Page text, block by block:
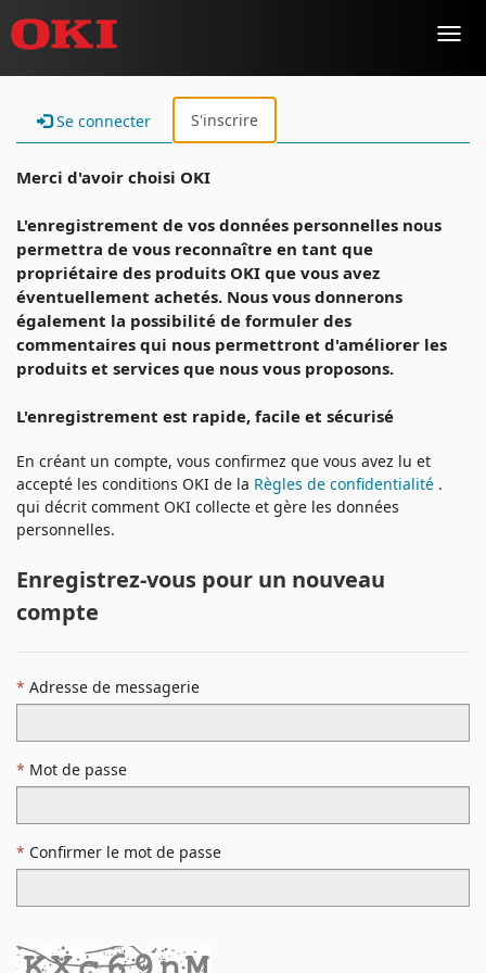
Se connecter S'inscrire
Merci d'avoir choisi OKI
L'enregistrement de vos données personnelles nous
permettra de vous reconnaître en tant que
propriétaire des produits OKI que vous avez
éventuellement achetés. Nous vous donnerons
également la possibilité de formuler des
commentaires qui nous permettront d'améliorer les
produits et services que nous vous proposons.
L'enregistrement est rapide, facile et sécurisé
En créant un compte, vous confirmez que vous avez lu et
accepté les conditions OKI de la Règles de confidentialité .
qui décrit comment OKI collecte et gère les données
personnelles.
Enregistrez-vous pour un nouveau
compte
Adresse de messagerie
Mot de passe
Confirmer le mot de passe